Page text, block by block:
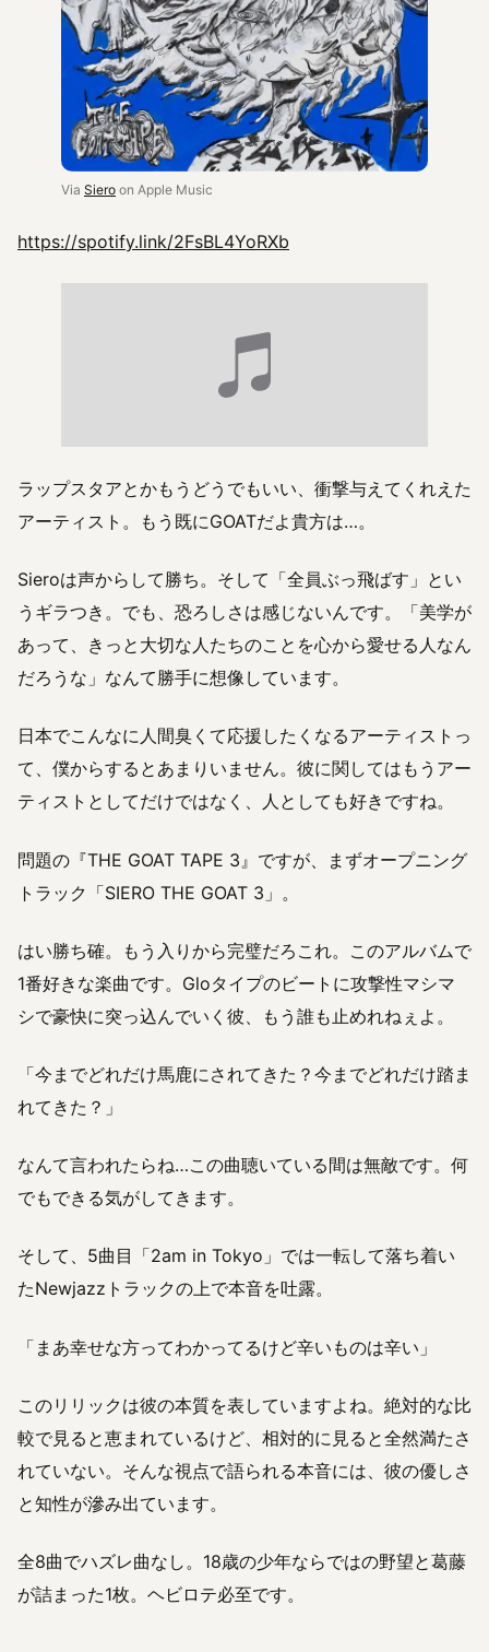
Via Siero on Apple Music
https://spotify.link/2FsBL4YoRXb
ラップスタアとかもうどうでもいい、衝撃与えてくれえた
アーティスト。もう既にGOATだよ貴方は…。
Sieroは声からして勝ち。そして「全員ぶっ飛ばす」とい
うギラつき。でも、恐ろしさは感じないんです。「美学が
あって、きっと大切な人たちのことを心から愛せる人なん
だろうな」なんて勝手に想像しています。
日本でこんなに人間臭くて応援したくなるアーティストっ
て、僕からするとあまりいません。彼に関してはもうアー
ティストとしてだけではなく、人としても好きですね。
問題の『THE GOAT TAPE 3』ですが、まずオープニング
トラック「SIERO THE GOAT 3」。
はい勝ち確。もう入りから完璧だろこれ。このアルバムで
1番好きな楽曲です。Gloタイプのビートに攻撃性マシマ
シで豪快に突っ込んでいく彼、もう誰も止めれねぇよ。
「今までどれだけ馬鹿にされてきた？今までどれだけ踏ま
れてきた？」
なんて言われたらね…この曲聴いている間は無敵です。何
でもできる気がしてきます。
そして、5曲目「2am in Tokyo」では一転して落ち着い
たNewjazzトラックの上で本音を吐露。
「まあ幸せな方ってわかってるけど辛いものは辛い」
このリリックは彼の本質を表していますよね。絶対的な比
較で見ると恵まれているけど、相対的に見ると全然満たさ
れていない。そんな視点で語られる本音には、彼の優しさ
と知性が滲み出ています。
全8曲でハズレ曲なし。18歳の少年ならではの野望と葛藤
が詰まった1枚。ヘビロテ必至です。